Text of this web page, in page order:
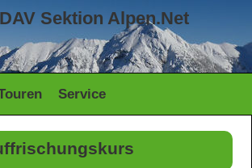
DAV Sektion Alpen.Net
Service